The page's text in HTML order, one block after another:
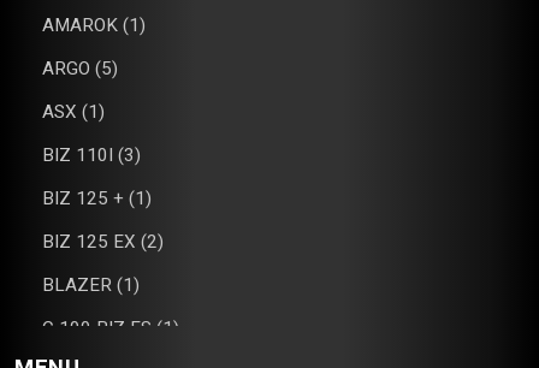
AMAROK (1)
ARGO (5)
ASX (1)
BIZ 110I (3)
BIZ 125 + (1)
BIZ 125 EX (2)
BLAZER (1)
C 100 BIZ ES (1)